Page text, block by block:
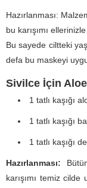
Hazırlanması:
bu karışımı
Bu sayede ciltteki
defa bu maskeyi
Sivilce İçin
1 tatlı kaşığı
1 tatlı kaşığı
1 tatlı kaşığı
Hazırlanması:
karışımı temiz